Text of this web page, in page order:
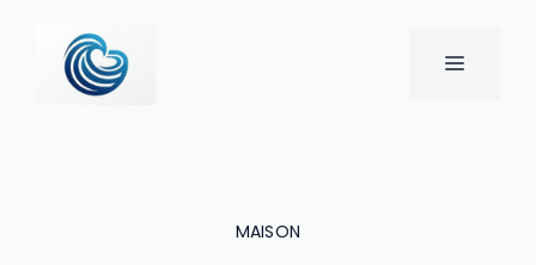
contenu
MENU
MAISON